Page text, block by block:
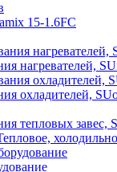
нагревателей,
охладителей,
тепловых завес,